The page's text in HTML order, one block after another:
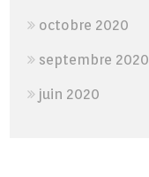
octobre 2020
septembre 2020
juin 2020